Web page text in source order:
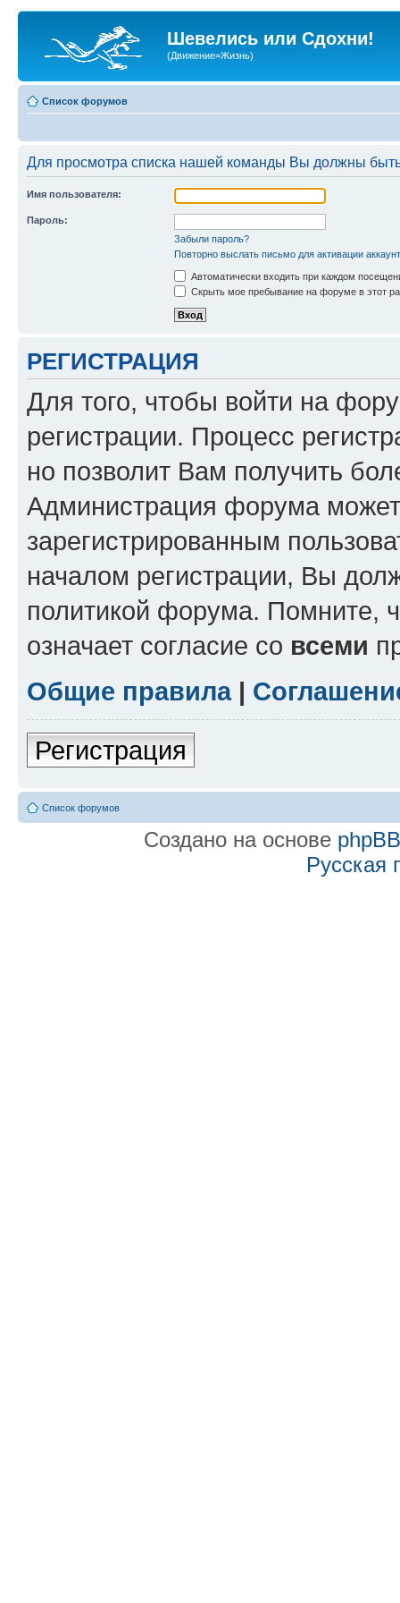
Шевелись или Сдохни!
(Движение=Жизнь)
Список форумов
Для просмотра списка нашей команды Вы должны
Имя пользователя:
Пароль:
Забыли пароль?
Повторно выслать письмо для активации
Автоматически входить при каждом
Скрыть мое пребывание на форуме в этот
РЕГИСТРАЦИЯ
Для того, чтобы войти на
регистрации. Процесс
но позволит Вам получить
Администрация форума может
зарегистрированным
началом регистрации, Вы
политикой форума. Помните,
означает согласие со всеми
Общие правила|
Регистрация
Список форумов
Создано на основе phpBB
Русская